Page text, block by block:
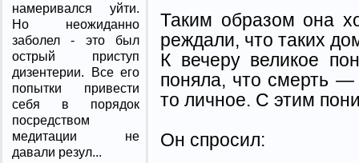
намеривался уйти.
Но неожиданно
заболел - это был
острый приступ
дизентерии. Все его
попытки привести
себя в порядок
посредством
медитации не
давали резул...
Таким образом она
реждали, что таких
К вечеру великое
поняла, что смерть —
то личное. С этим
Он спросил: